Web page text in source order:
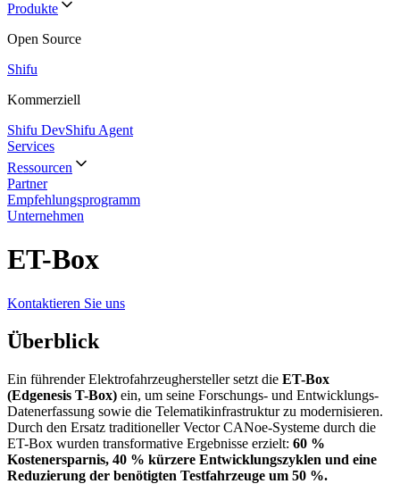
Produkte
Open Source
Shifu
Kommerziell
Shifu DevShifu Agent
Services
Ressourcen
Partner
Empfehlungsprogramm
Unternehmen
ET-Box
Kontaktieren Sie uns
Überblick
Ein führender Elektrofahrzeughersteller setzt die ET-Box
(Edgenesis T-Box) ein, um seine Forschungs- und Entwicklungs-
Datenerfassung sowie die Telematikinfrastruktur zu modernisieren.
Durch den Ersatz traditioneller Vector CANoe-Systeme durch die
ET-Box wurden transformative Ergebnisse erzielt: 60 %
Kostenersparnis, 40 % kürzere Entwicklungszyklen und eine
Reduzierung der benötigten Testfahrzeuge um 50 %.